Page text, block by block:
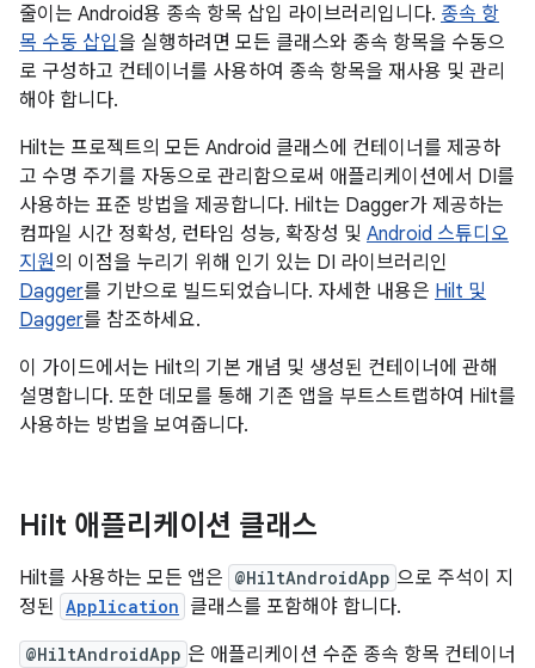
줄이는 Android용 종속 항목 삽입 라이브러리입니다. 종속 항
목 수동 삽입 을 실행하려면 모든 클래스와 종속 항목을 수동으
로 구성하고 컨테이너를 사용하여 종속 항목을 재사용 및 관리
해야 합니다.
Hilt는 프로젝트의 모든 Android 클래스에 컨테이너를 제공하
고 수명 주기를 자동으로 관리함으로써 애플리케이션에서 DI를
사용하는 표준 방법을 제공합니다. Hilt는 Dagger가 제공하는
컴파일 시간 정확성, 런타임 성능, 확장성 및 Android 스튜디오
지원의 이점을 누리기 위해 인기 있는 DI 라이브러리인
Dagger를 기반으로 빌드되었습니다. 자세한 내용은 Hilt 및
Dagger를 참조하세요.
이 가이드에서는 Hilt의 기본 개념 및 생성된 컨테이너에 관해
설명합니다. 또한 데모를 통해 기존 앱을 부트스트랩하여 Hilt를
사용하는 방법을 보여줍니다.
Hilt 애플리케이션 클래스
Hilt를 사용하는 모든 앱은 @HiltAndroidApp 으로 주석이 지
정된 Application 클래스를 포함해야 합니다.
@HiltAndroidApp 은 애플리케이션 수준 종속 항목 컨테이너